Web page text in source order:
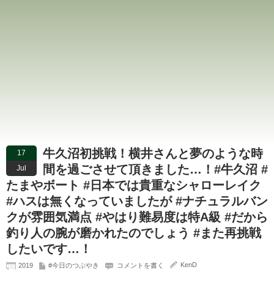
17
Jul
牛久沼初挑戦！横井さんと夢のような時
間を過ごさせて頂きました…！#牛久沼 #
たまやボート #日本では貴重なシャローレイク
#ハスは無くなっていましたが #ナチュラルバン
クが雰囲気満点 #やはり難易度は特A級 #だから
釣り人の腕が磨かれたのでしょう #また再挑戦
したいです…！
2019 #今日のつぶやき コメントを書く KenD